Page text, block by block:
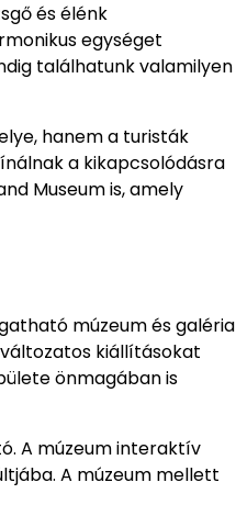
és élénk
egységet
találhatunk valamilyen
hanem a turisták
a kikapcsolódásra
Museum is, amely
múzeum és galéria
kiállításokat
önmagában is
A múzeum interaktív
A múzeum mellett